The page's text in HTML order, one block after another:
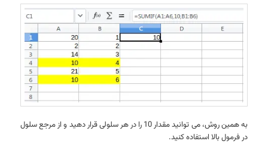
به همین روش، می توانید مقدار 10 را در هر سلولی قرار دهید و از مرجع سلول
در فرمول بالا استفاده کنید.